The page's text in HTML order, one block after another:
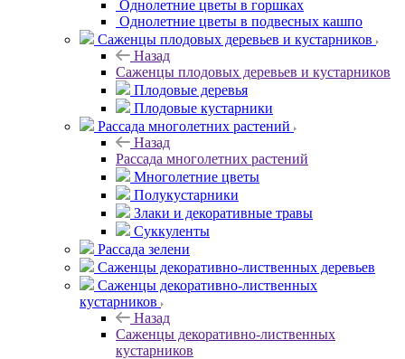
Однолетние цветы в горшках
Однолетние цветы в подвесных кашпо
Саженцы плодовых деревьев и кустарников
Назад
Саженцы плодовых деревьев и кустарников
Плодовые деревья
Плодовые кустарники
Рассада многолетних растений
Назад
Рассада многолетних растений
Многолетние цветы
Полукустарники
Злаки и декоративные травы
Суккуленты
Рассада зелени
Саженцы декоративно-лиственных деревьев
Саженцы декоративно-лиственных
кустарников
Назад
Саженцы декоративно-лиственных
кустарников